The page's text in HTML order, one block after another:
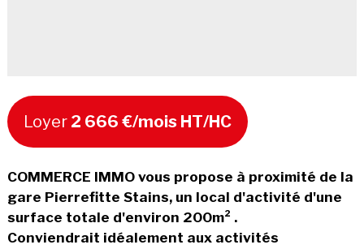
Loyer 2 666 €/mois HT/HC
COMMERCE IMMO vous propose à proximité de la
gare Pierrefitte Stains, un local d'activité d'une
surface totale d'environ 200m² .
Conviendrait idéalement aux activités